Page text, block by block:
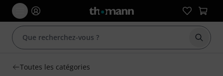
Toutes les catégories